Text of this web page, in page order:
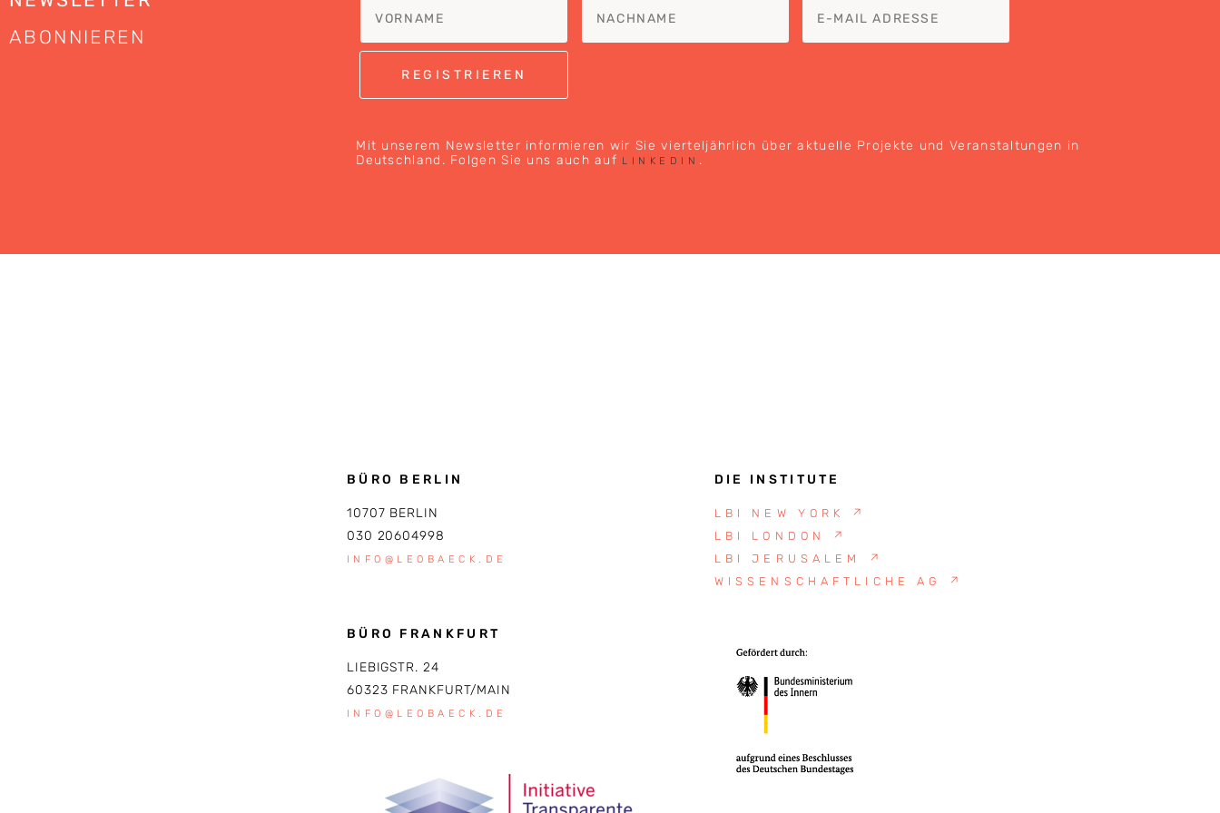
ABONNIEREN
Mit unserem Newsletter informieren wir Sie vierteljährlich über aktuelle Projekte und Veranstaltungen in
Deutschland. Folgen Sie uns auch auf LINKEDIN .
BÜRO BERLIN
10707 BERLIN
030 20604998
INFO@LEOBAECK.DE
BÜRO FRANKFURT
LIEBIGSTR. 24
60323 FRANKFURT/MAIN
INFO@LEOBAECK.DE
DIE INSTITUTE
LBI NEW YORK
↗
LBI LONDON
↗
LBI JERUSALEM
↗
WISSENSCHAFTLICHE AG
↗